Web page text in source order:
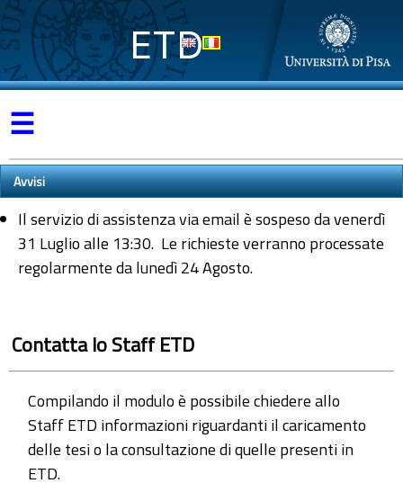
ETD
☰
Avvisi
Il servizio di assistenza via email è sospeso da venerdì
31 Luglio alle 13:30. Le richieste verranno processate
regolarmente da lunedì 24 Agosto.
Contatta lo Staff ETD
Compilando il modulo è possibile chiedere allo
Staff ETD informazioni riguardanti il caricamento
delle tesi o la consultazione di quelle presenti in
ETD.